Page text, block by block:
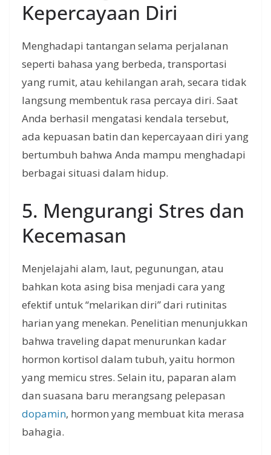
Kepercayaan Diri
Menghadapi tantangan selama perjalanan
seperti bahasa yang berbeda, transportasi
yang rumit, atau kehilangan arah, secara tidak
langsung membentuk rasa percaya diri. Saat
Anda berhasil mengatasi kendala tersebut,
ada kepuasan batin dan kepercayaan diri yang
bertumbuh bahwa Anda mampu menghadapi
berbagai situasi dalam hidup.
5. Mengurangi Stres dan
Kecemasan
Menjelajahi alam, laut, pegunungan, atau
bahkan kota asing bisa menjadi cara yang
efektif untuk “melarikan diri” dari rutinitas
harian yang menekan. Penelitian menunjukkan
bahwa traveling dapat menurunkan kadar
hormon kortisol dalam tubuh, yaitu hormon
yang memicu stres. Selain itu, paparan alam
dan suasana baru merangsang pelepasan
dopamin, hormon yang membuat kita merasa
bahagia.